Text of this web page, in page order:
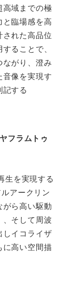
高域までの極
臨場感を高
れた高品位
ることで、
がり、澄み
像を実現す
する
フラムトゥ
生を実現する
アークリン
ら高い駆動
そして周波
しイコライザ
高い空間描